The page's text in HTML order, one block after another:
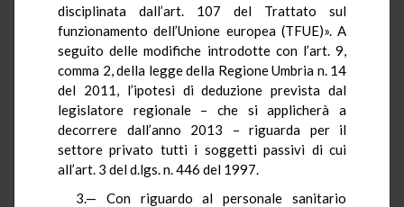
disciplinata dall’art. 107 del Trattato sul
funzionamento dell’Unione europea (TFUE)». A
seguito delle modifiche introdotte con l’art. 9,
comma 2, della legge della Regione Umbria n. 14
del 2011, l’ipotesi di deduzione prevista dal
legislatore regionale – che si applicherà a
decorrere dall’anno 2013 – riguarda per il
settore privato tutti i soggetti passivi di cui
all’art. 3 del d.lgs. n. 446 del 1997.
3.— Con riguardo al personale sanitario